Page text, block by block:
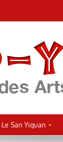
Le San Yiquan